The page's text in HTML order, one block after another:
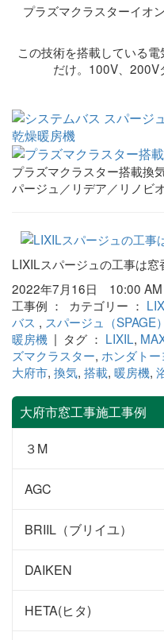
プラズマクラスターイオ
この技術を搭載している
だけ。100V、200V
プラズマクラスター搭載換
パージュ／リデア／リノビ
LIXILスパージュの工事は
2022年7月16日 10:00 AM
工事例 ： カテゴリー ：
バス , スパージュ（SPAGE）
暖房機 | タグ ： LIXIL,
ズマクラスター, ホンダト
大府市, 換気, 搭載, 暖房機,
大府市窓工事施工事例
３M
AGC
BRIIL（ブリイユ）
DAIKEN
HETA(ヒタ)